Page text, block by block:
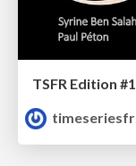
timeseriesfr